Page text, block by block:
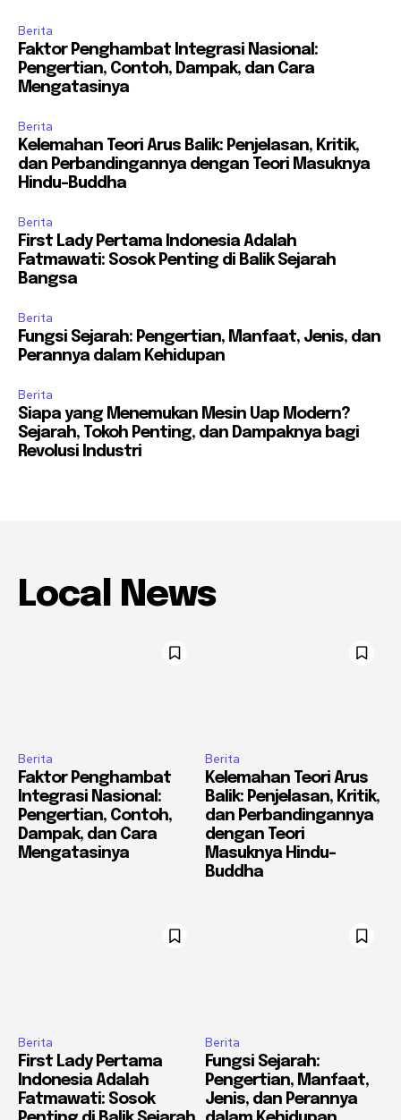
Berita
Faktor Penghambat Integrasi Nasional:
Pengertian, Contoh, Dampak, dan Cara
Mengatasinya
Berita
Kelemahan Teori Arus Balik: Penjelasan, Kritik,
dan Perbandingannya dengan Teori Masuknya
Hindu-Buddha
Berita
First Lady Pertama Indonesia Adalah
Fatmawati: Sosok Penting di Balik Sejarah
Bangsa
Berita
Fungsi Sejarah: Pengertian, Manfaat, Jenis, dan
Perannya dalam Kehidupan
Berita
Siapa yang Menemukan Mesin Uap Modern?
Sejarah, Tokoh Penting, dan Dampaknya bagi
Revolusi Industri
Local News
Berita
Faktor Penghambat
Integrasi Nasional:
Pengertian, Contoh,
Dampak, dan Cara
Mengatasinya
Berita
Kelemahan Teori Arus
Balik: Penjelasan, Kritik,
dan Perbandingannya
dengan Teori
Masuknya Hindu-
Buddha
Berita
First Lady Pertama
Indonesia Adalah
Fatmawati: Sosok
Berita
Fungsi Sejarah:
Pengertian, Manfaat,
Jenis, dan Perannya